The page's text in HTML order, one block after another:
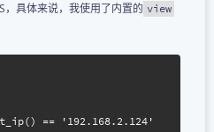
具体来说，我使用了内置的 view
== '192.168.2.124'